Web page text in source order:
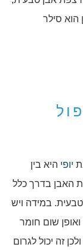
הוא סילר
יופי היא בין
האבן בדרך כלל
טבעית. במידה ויש
שום חומר
זה יכול לגרום